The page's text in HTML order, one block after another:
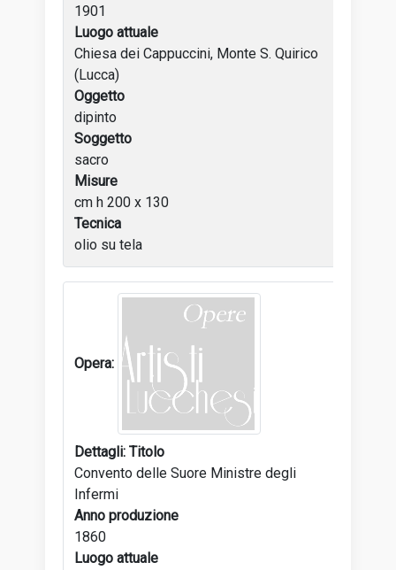
1901
Luogo attuale
Chiesa dei Cappuccini, Monte S. Quirico
(Lucca)
Oggetto
dipinto
Soggetto
sacro
Misure
cm h 200 x 130
Tecnica
olio su tela
Titolo
Convento delle Suore Ministre degli
Infermi
Anno produzione
1860
Luogo attuale